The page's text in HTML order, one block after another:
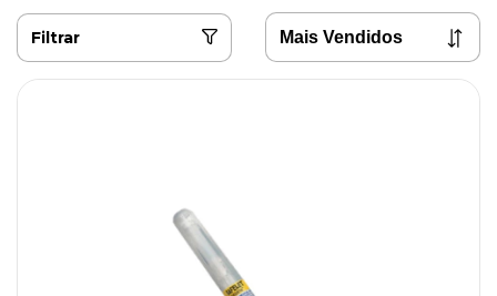
Filtrar